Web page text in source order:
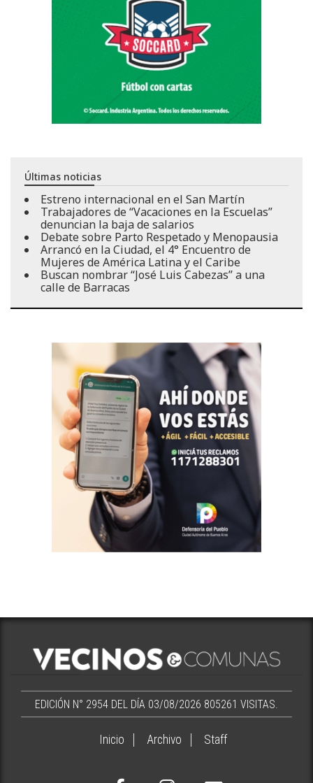
Últimas noticias
Estreno internacional en el San Martín
Trabajadores de “Vacaciones en la Escuelas”
denuncian la baja de salarios
Debate sobre Parto Respetado y Menopausia
Arrancó en la Ciudad, el 4° Encuentro de
Mujeres de América Latina y el Caribe
Buscan nombrar “José Luis Cabezas” a una
calle de Barracas
EDICIÓN N° 2954 DEL DÍA 03/08/2026 805261 VISITAS.
Inicio Archivo Staff